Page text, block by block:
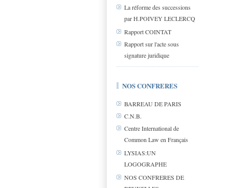
La réforme des successions
par H.POIVEY LECLERCQ
Rapport COINTAT
Rapport sur l'acte sous
signature juridique
NOS CONFRERES
BARREAU DE PARIS
C.N.B.
Centre International de
Common Law en Français
LYSIAS:UN
LOGOGRAPHE
NOS CONFRERES DE